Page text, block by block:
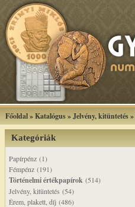
Főoldal»Katalógus»Jelvény, kitüntetés»
Kategóriák
Papírpénz (1)
Fémpénz (191)
Történelmi értékpapírok (514)
Jelvény, kitüntetés (54)
Érem, plakett, díj (486)